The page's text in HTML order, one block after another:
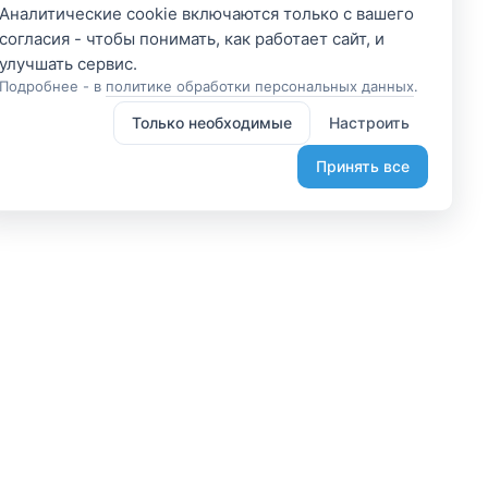
Аналитические cookie включаются только с вашего
согласия - чтобы понимать, как работает сайт, и
Подробнее - в политике обработки персональных данных.
Только необходимые Настроить
Принять все